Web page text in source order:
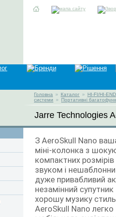
Головна » Каталог »
HI-FI/HI-
системи
» Портативні
Jarre Technologies
З AeroSkull Nano
міні-колонка з
компактних
звуком і
дуже привабливий
незамінний
хорошу музику
AeroSkull Nano